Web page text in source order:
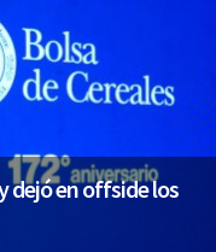
dejó en offside los